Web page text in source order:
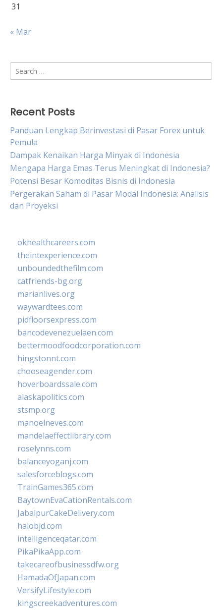
31
« Mar
Search
for:
Recent Posts
Panduan Lengkap Berinvestasi di Pasar Forex untuk
Pemula
Dampak Kenaikan Harga Minyak di Indonesia
Mengapa Harga Emas Terus Meningkat di Indonesia?
Potensi Besar Komoditas Bisnis di Indonesia
Pergerakan Saham di Pasar Modal Indonesia: Analisis
dan Proyeksi
okhealthcareers.com
theintexperience.com
unboundedthefilm.com
catfriends-bg.org
marianlives.org
waywardtees.com
pidfloorsexpress.com
bancodevenezuelaen.com
bettermoodfoodcorporation.com
hingstonnt.com
chooseagender.com
hoverboardssale.com
alaskapolitics.com
stsmp.org
manoelneves.com
mandelaeffectlibrary.com
roselynns.com
balanceyoganj.com
salesforceblogs.com
TrainGames365.com
BaytownEvaCationRentals.com
JabalpurCakeDelivery.com
halobjd.com
intelligenceqatar.com
PikaPikaApp.com
takecareofbusinessdfw.org
HamadaOfJapan.com
VersifyLifestyle.com
kingscreekadventures.com